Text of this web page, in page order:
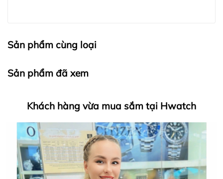
HWATCH Chuyên Nhập khẩu Và Phân Phối Các Loại
Đồng Hồ Chính Hãng
Hwatch Chuyên Nhập khẩu Và Phân Phối Các Loại
Đồng Hồ Chính Hãng
Sản phẩm cùng loại
Sản phẩm đã xem
Khách hàng vừa mua sắm tại Hwatch